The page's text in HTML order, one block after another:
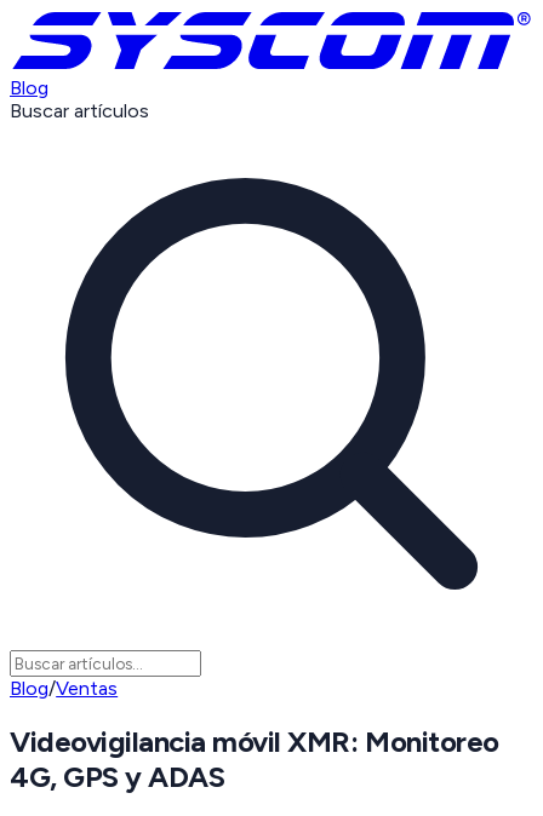
Blog
Buscar artículos
Blog/Ventas
Videovigilancia móvil XMR: Monitoreo
4G, GPS y ADAS